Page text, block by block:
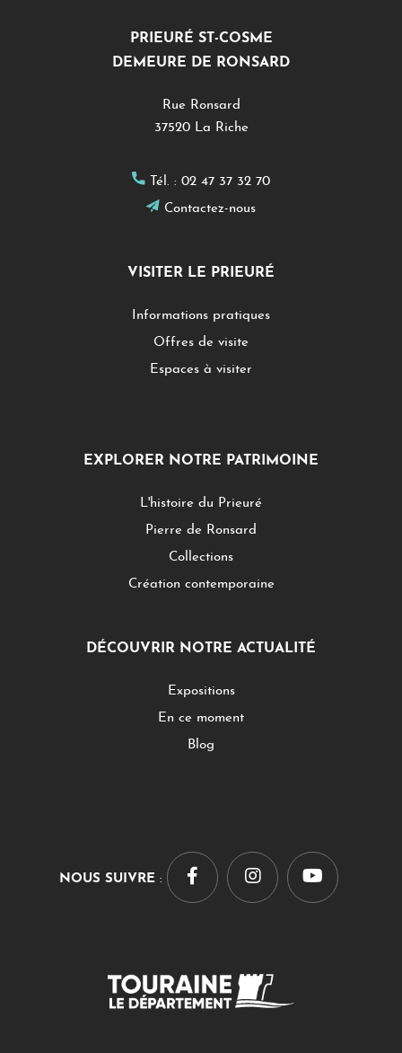
PRIEURÉ ST-COSME
DEMEURE DE RONSARD
Rue Ronsard
37520 La Riche
Tél. : 02 47 37 32 70
Contactez-nous
VISITER LE PRIEURÉ
Informations pratiques
Offres de visite
Espaces à visiter
EXPLORER NOTRE PATRIMOINE
L'histoire du Prieuré
Pierre de Ronsard
Collections
Création contemporaine
DÉCOUVRIR NOTRE ACTUALITÉ
Expositions
En ce moment
Blog
NOUS SUIVRE :